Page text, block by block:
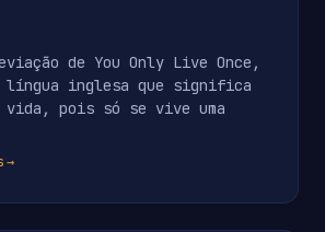
de You Only Live Once,
língua inglesa que significa
vida, pois só se vive uma
→